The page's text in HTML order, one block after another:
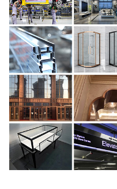
ग्राहकों की जरूरतों का
के अनुकूल उत्पादन शुरू
अनुप्रयोगों के लिए
प्रदर्शन प्रोप्स
धातु बाहरी दीवार